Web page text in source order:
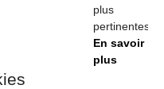
plus
pertinentes.
En savoir
plus